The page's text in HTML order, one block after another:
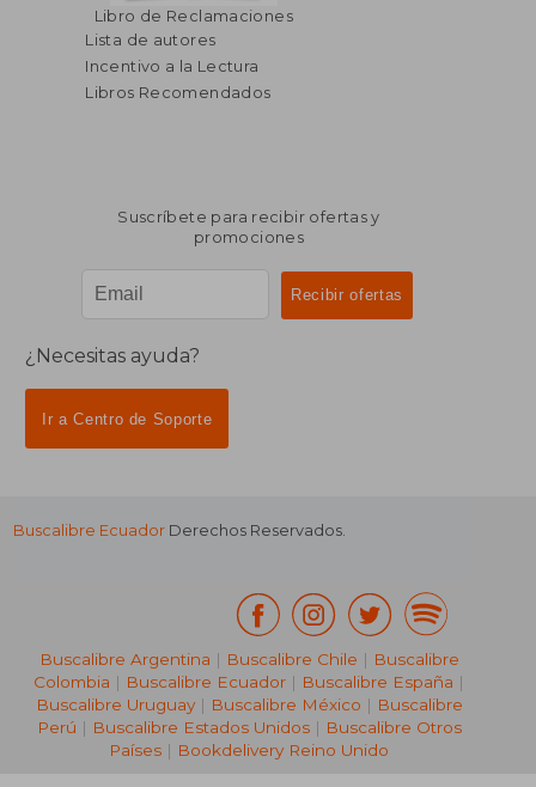
45%
dcto.
$ 58.38
$ 32.11
Libro de Reclamaciones
Lista de autores
Incentivo a la Lectura
Libros Recomendados
Suscríbete para recibir ofertas y
promociones
¿Necesitas ayuda?
Ir a Centro de Soporte
Buscalibre Ecuador Derechos Reservados.
Buscalibre Argentina | Buscalibre Chile | Buscalibre
Colombia | Buscalibre Ecuador | Buscalibre España |
Buscalibre Uruguay| Buscalibre México | Buscalibre
Perú | Buscalibre Estados Unidos| Buscalibre Otros
Países | Bookdelivery Reino Unido